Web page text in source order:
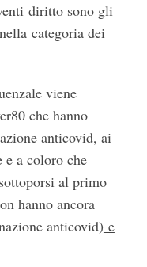
diritto sono gli
categoria dei
viene
che hanno
anticovid, ai
e a coloro che
al primo
hanno ancora
anticovid) e